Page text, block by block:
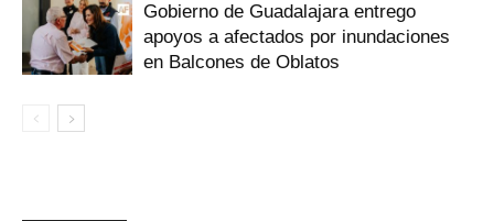
Gobierno de Guadalajara entrego
apoyos a afectados por inundaciones
en Balcones de Oblatos